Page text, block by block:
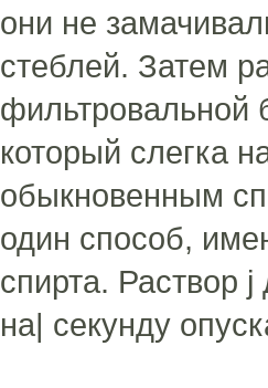
они не
стеблей. Затем
фильтровальной
который слегка
обыкновенным
один способ,
спирта. Раствор
на| секунду